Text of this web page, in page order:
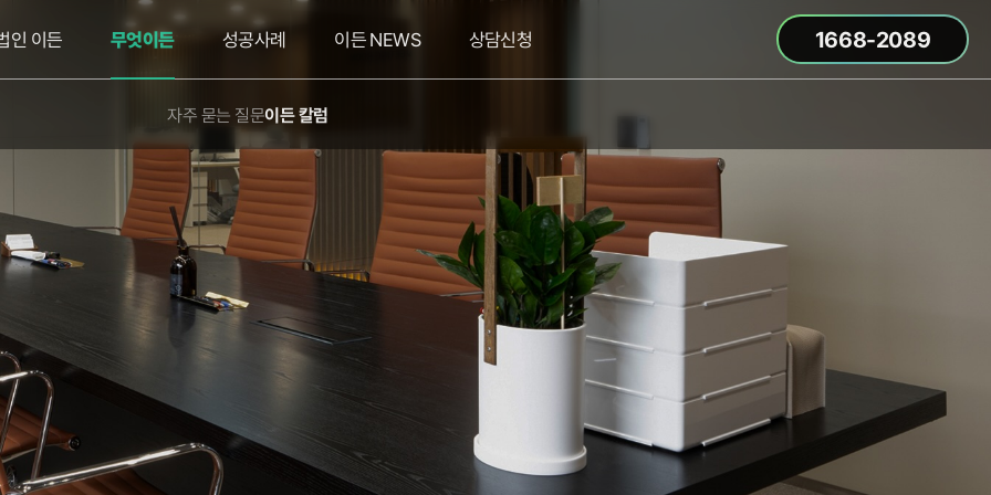
인 이든 무엇이든
자주 묻는 질문이든 칼럼
성공사례 이든 NEWS 상담신청 1668-2089